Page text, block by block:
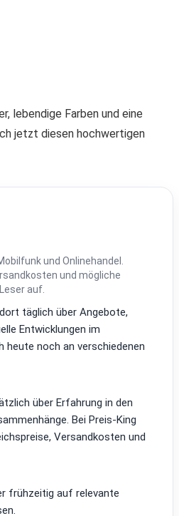
lebendige Farben und eine
jetzt diesen hochwertigen
und Onlinehandel.
und mögliche
auf.
täglich über Angebote,
Entwicklungen im
heute noch an verschiedenen
über Erfahrung in den
Bei Preis-King
Versandkosten und
frühzeitig auf relevante